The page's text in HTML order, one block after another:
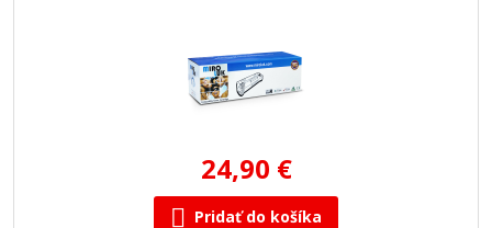
24,90 €
Pridať do košíka